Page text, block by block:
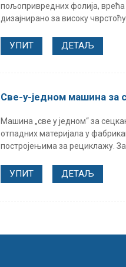
пољопривредних фолија,
дизајнирано за високу
УПИТ ДЕТАЉ
Све-у-једном машина
Машина „све у једном“ за
отпадних материјала у
постројењима за рециклажу.
УПИТ ДЕТАЉ